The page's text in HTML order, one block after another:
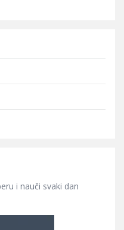
i nauči svaki dan